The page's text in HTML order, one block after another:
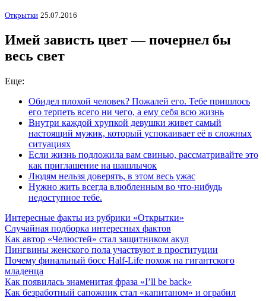
Открытки 25.07.2016
Имей зависть цвет — почернел бы
весь свет
Еще:
Обидел плохой человек? Пожалей его. Тебе пришлось
его терпеть всего ни чего, а ему себя всю жизнь
Внутри каждой хрупкой девушки живет самый
настоящий мужик, который успокаивает её в сложных
ситуациях
Если жизнь подложила вам свинью, рассматривайте это
как приглашение на шашлычок
Людям нельзя доверять, в этом весь ужас
Нужно жить всегда влюбленным во что-нибудь
недоступное тебе.
Интересные факты из рубрики «Открытки»
Случайная подборка интересных фактов
Как автор «Челюстей» стал защитником акул
Пингвины женского пола участвуют в проституции
Почему финальный босс Half-Life похож на гигантского
младенца
Как появилась знаменитая фраза «I’ll be back»
Как безработный сапожник стал «капитаном» и ограбил